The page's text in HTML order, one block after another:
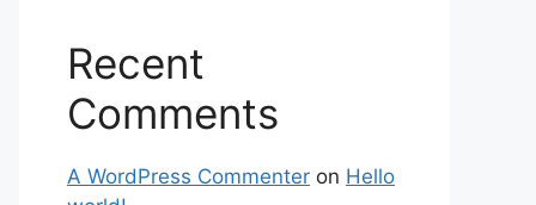
Recent
Comments
A WordPress Commenter on Hello